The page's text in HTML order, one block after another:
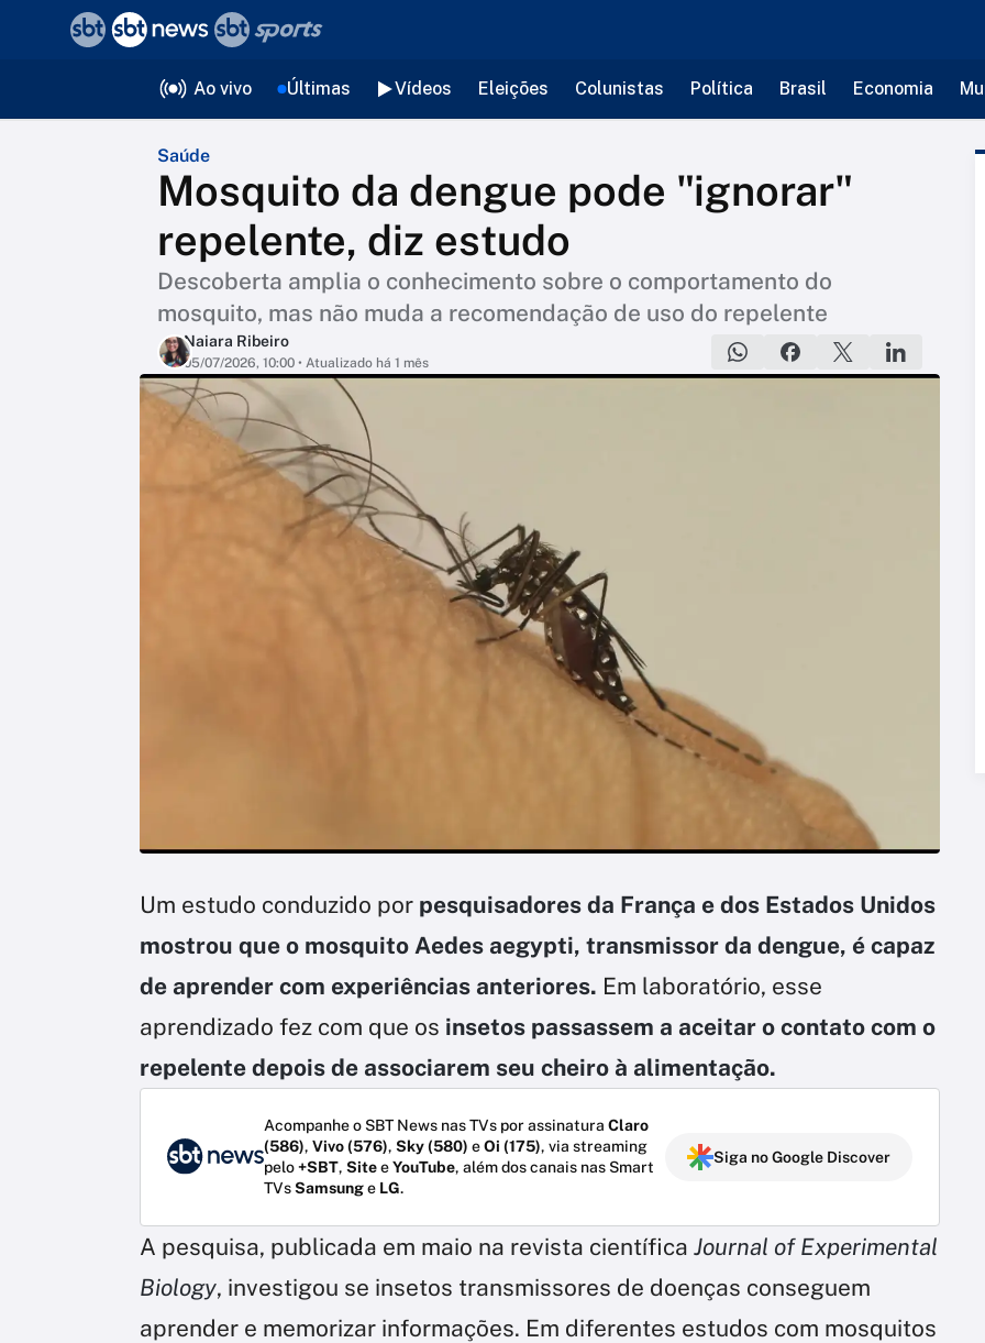
Ao vivo Últimas Vídeos Eleições Colunistas Política Brasil Economia
Saúde
Mosquito da dengue pode "ignorar"
repelente, diz estudo
Descoberta amplia o conhecimento sobre o comportamento do
mosquito, mas não muda a recomendação de uso do repelente
Naiara Ribeiro
05/07/2026, 10:00 • Atualizado há 1 mês
Um estudo conduzido por pesquisadores da França e dos Estados Unidos
mostrou que o mosquito Aedes aegypti, transmissor da dengue, é capaz
de aprender com experiências anteriores. Em laboratório, esse
aprendizado fez com que os insetos passassem a aceitar o contato com o
repelente depois de associarem seu cheiro à alimentação.
Acompanhe o SBT News nas TVs por assinatura Claro
(586), Vivo (576), Sky (580) eOi (175), via streaming
pelo+SBT, SiteeYouTube, além dos canais nas Smart
TVsSamsunge LG.
Siga no Google Discover
A pesquisa, publicada em maio na revista científica Journal of Experimental
Biology, investigou se insetos transmissores de doenças conseguem
aprender e memorizar informações. Em diferentes estudos com mosquitos
voltar
Editorias